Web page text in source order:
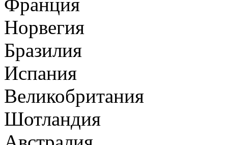
Франция
Норвегия
Бразилия
Испания
Великобритания
Шотландия